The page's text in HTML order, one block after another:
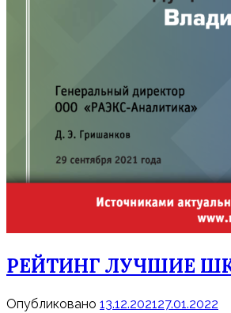
РЕЙТИНГ ЛУЧШИЕ
Опубликовано 13.12.202127.01.2022